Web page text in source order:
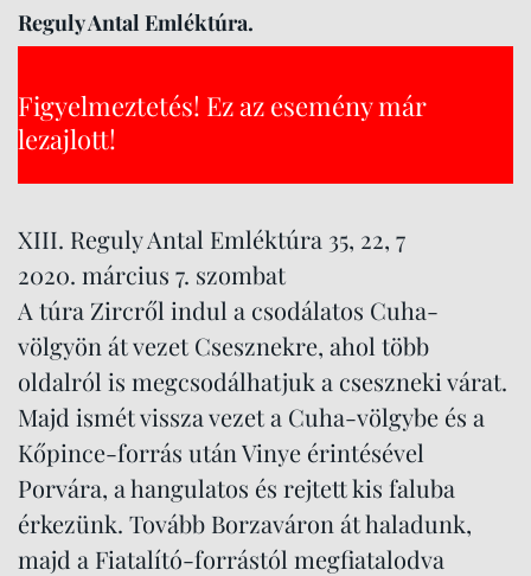
Reguly Antal Emléktúra.
Figyelmeztetés! Ez az esemény már
lezajlott!
XIII. Reguly Antal Emléktúra 35, 22, 7
2020. március 7. szombat
A túra Zircről indul a csodálatos Cuha-
völgyön át vezet Csesznekre, ahol több
oldalról is megcsodálhatjuk a cseszneki várat.
Majd ismét vissza vezet a Cuha-völgybe és a
Kőpince-forrás után Vinye érintésével
Porvára, a hangulatos és rejtett kis faluba
érkezünk. Tovább Borzaváron át haladunk,
majd a Fiatalító-forrástól megfiatalodva